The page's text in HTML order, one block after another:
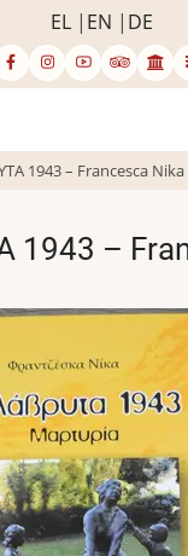
EL EN DE
1943 – Francesca Nika
1943 –